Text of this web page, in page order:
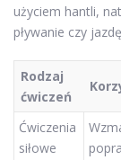
użyciem hantli,
pływanie czy
Rodzaj
ćwiczeń
Ćwiczenia
siłowe